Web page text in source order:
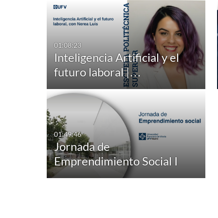
Tipo de archivo multimedia
Vídeo
Imagen
Eventos en directo
Subtítulos
Todos
Disponible
No disponibles
01:08:23
Inteligencia Artificial y el
futuro laboral |…
01:49:46
Jornada de
Emprendimiento Social I